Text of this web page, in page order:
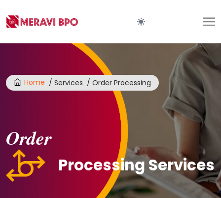
Home / Services / Order Processing
Order
Processing Services